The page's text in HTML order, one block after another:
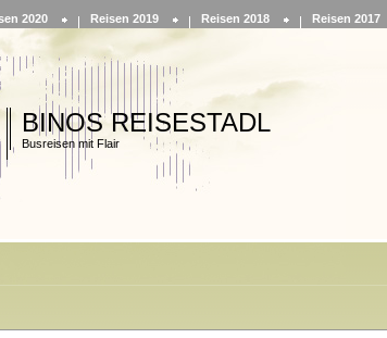
2020 Reisen 2019 Reisen 2018 Reisen 2017
BINOS REISESTADL
Busreisen mit Flair